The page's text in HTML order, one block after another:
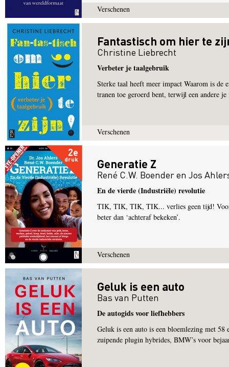
Verschenen
Fantastisch om hier te
Christine Liebrecht
Verbeter je taalgebruik
Sterke taal heeft meer impact Waarom is de
tranen toe geroerd bent, terwijl een andere je
Verschenen
2e
druk Generatie Z
René C.W. Boenderen Jos
En de vierde (Industriële) revolutie
TIK, TIK, TIK, TIK... verlies geen tijd! Voor
beter dan ‘achteraf bekeken’.
Verschenen
Geluk is een auto
Bas van Putten
De autogids voor liefhebbers
Geluk is een auto is een bloemlezing met
zuipende plugin hybrides, BMW’s voor